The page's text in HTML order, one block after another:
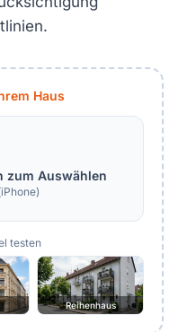
Haus
zum Auswählen
testen
Reihenhaus